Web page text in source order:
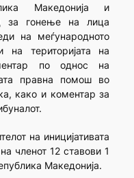
Македонија и
за гонење на лица
на меѓународното
на територијата на
по однос на
правна помош во
како и коментар за
на иницијативата
членот 12 ставови 1
Македонија.